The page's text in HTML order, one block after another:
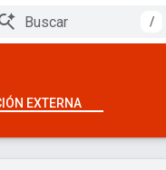
/
EXTERNA